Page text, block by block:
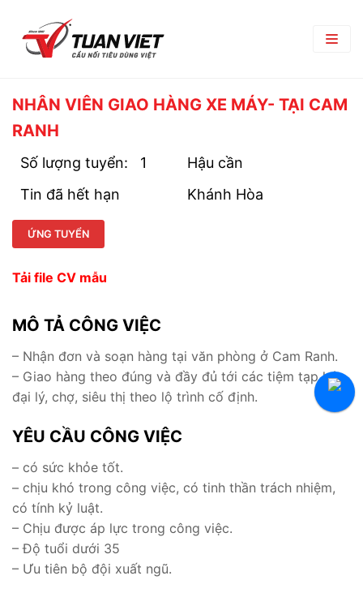
TRANG CHỦ
GIỚI THIỆU
Giới Thiệu Chung
Chi Nhánh
Phòng Ban
Đối Tác Nhà Cung Cấp
TRUNG TÂM THƯƠNG MẠI
Bản Tin Nội Bộ
Góc nghề nghiệp
TUYỂN DỤNG
Tin Tuyển Dụng
Tuyển Thực Tập Sinh
LIÊN HỆ
NHÂN VIÊN GIAO HÀNG XE MÁY- TẠI CAM
RANH
Số lượng tuyển: 1
Hậu cần
Tin đã hết hạn
Khánh Hòa
ỨNG TUYỂN
Tải file CV mẫu
MÔ TẢ CÔNG VIỆC
– Nhận đơn và soạn hàng tại văn phòng ở Cam Ranh.
– Giao hàng theo đúng và đầy đủ tới các tiệm tạp hóa,
đại lý, chợ, siêu thị theo lộ trình cố định.
YÊU CẦU CÔNG VIỆC
– có sức khỏe tốt.
– chịu khó trong công việc, có tinh thần trách nhiệm,
có tính kỷ luật.
– Chịu được áp lực trong công việc.
– Độ tuổi dưới 35
– Ưu tiên bộ đội xuất ngũ.